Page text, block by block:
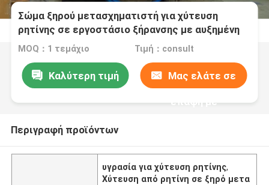
Σώμα ξηρού μετασχηματιστή για χύτευση
ρητίνης σε εργοστάσιο ξήρανσης με αυξημένη
πίεση
MOQ：1 τεμάχιο Τιμή：consult
Καλύτερη τιμή Μας ελάτε σε
επαφή με
Περιγραφή προϊόντων
υγρασία για χύτευση ρητίνης,
Χύτευση από ρητίνη σε ξηρό μετα